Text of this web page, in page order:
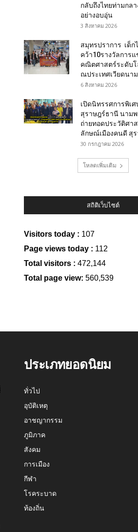
กลับถึงไทยท่ามกล
อย่างอบอุ่น
3 สิงหาคม 2026
สมุทรปราการ เด็ก
คว้า10รางวัลการ
คณิตศาสตร์ระดับโ
ณประเทศเวียดนาม
6 สิงหาคม 2026
เปิดนิทรรศการพิเศ
สุราษฎร์ธานี นาม
ถ่ายทอดประวัติศา
ลักษณ์เมืองคนดี สุ
30 กรกฎาคม 2026
โหลดเพิ่มเติม
สถิติเว็บไซต์
Visitors today : 107
Page views today : 112
Total visitors : 472,144
Total page view: 560,539
ประเภทยอดนิยม
ทั่วไป
อุบัติเหตุ
อาชญากรรม
ภูมิภาค
สังคม
การเมือง
กีฬา
โรคระบาด
ท้องถิ่น